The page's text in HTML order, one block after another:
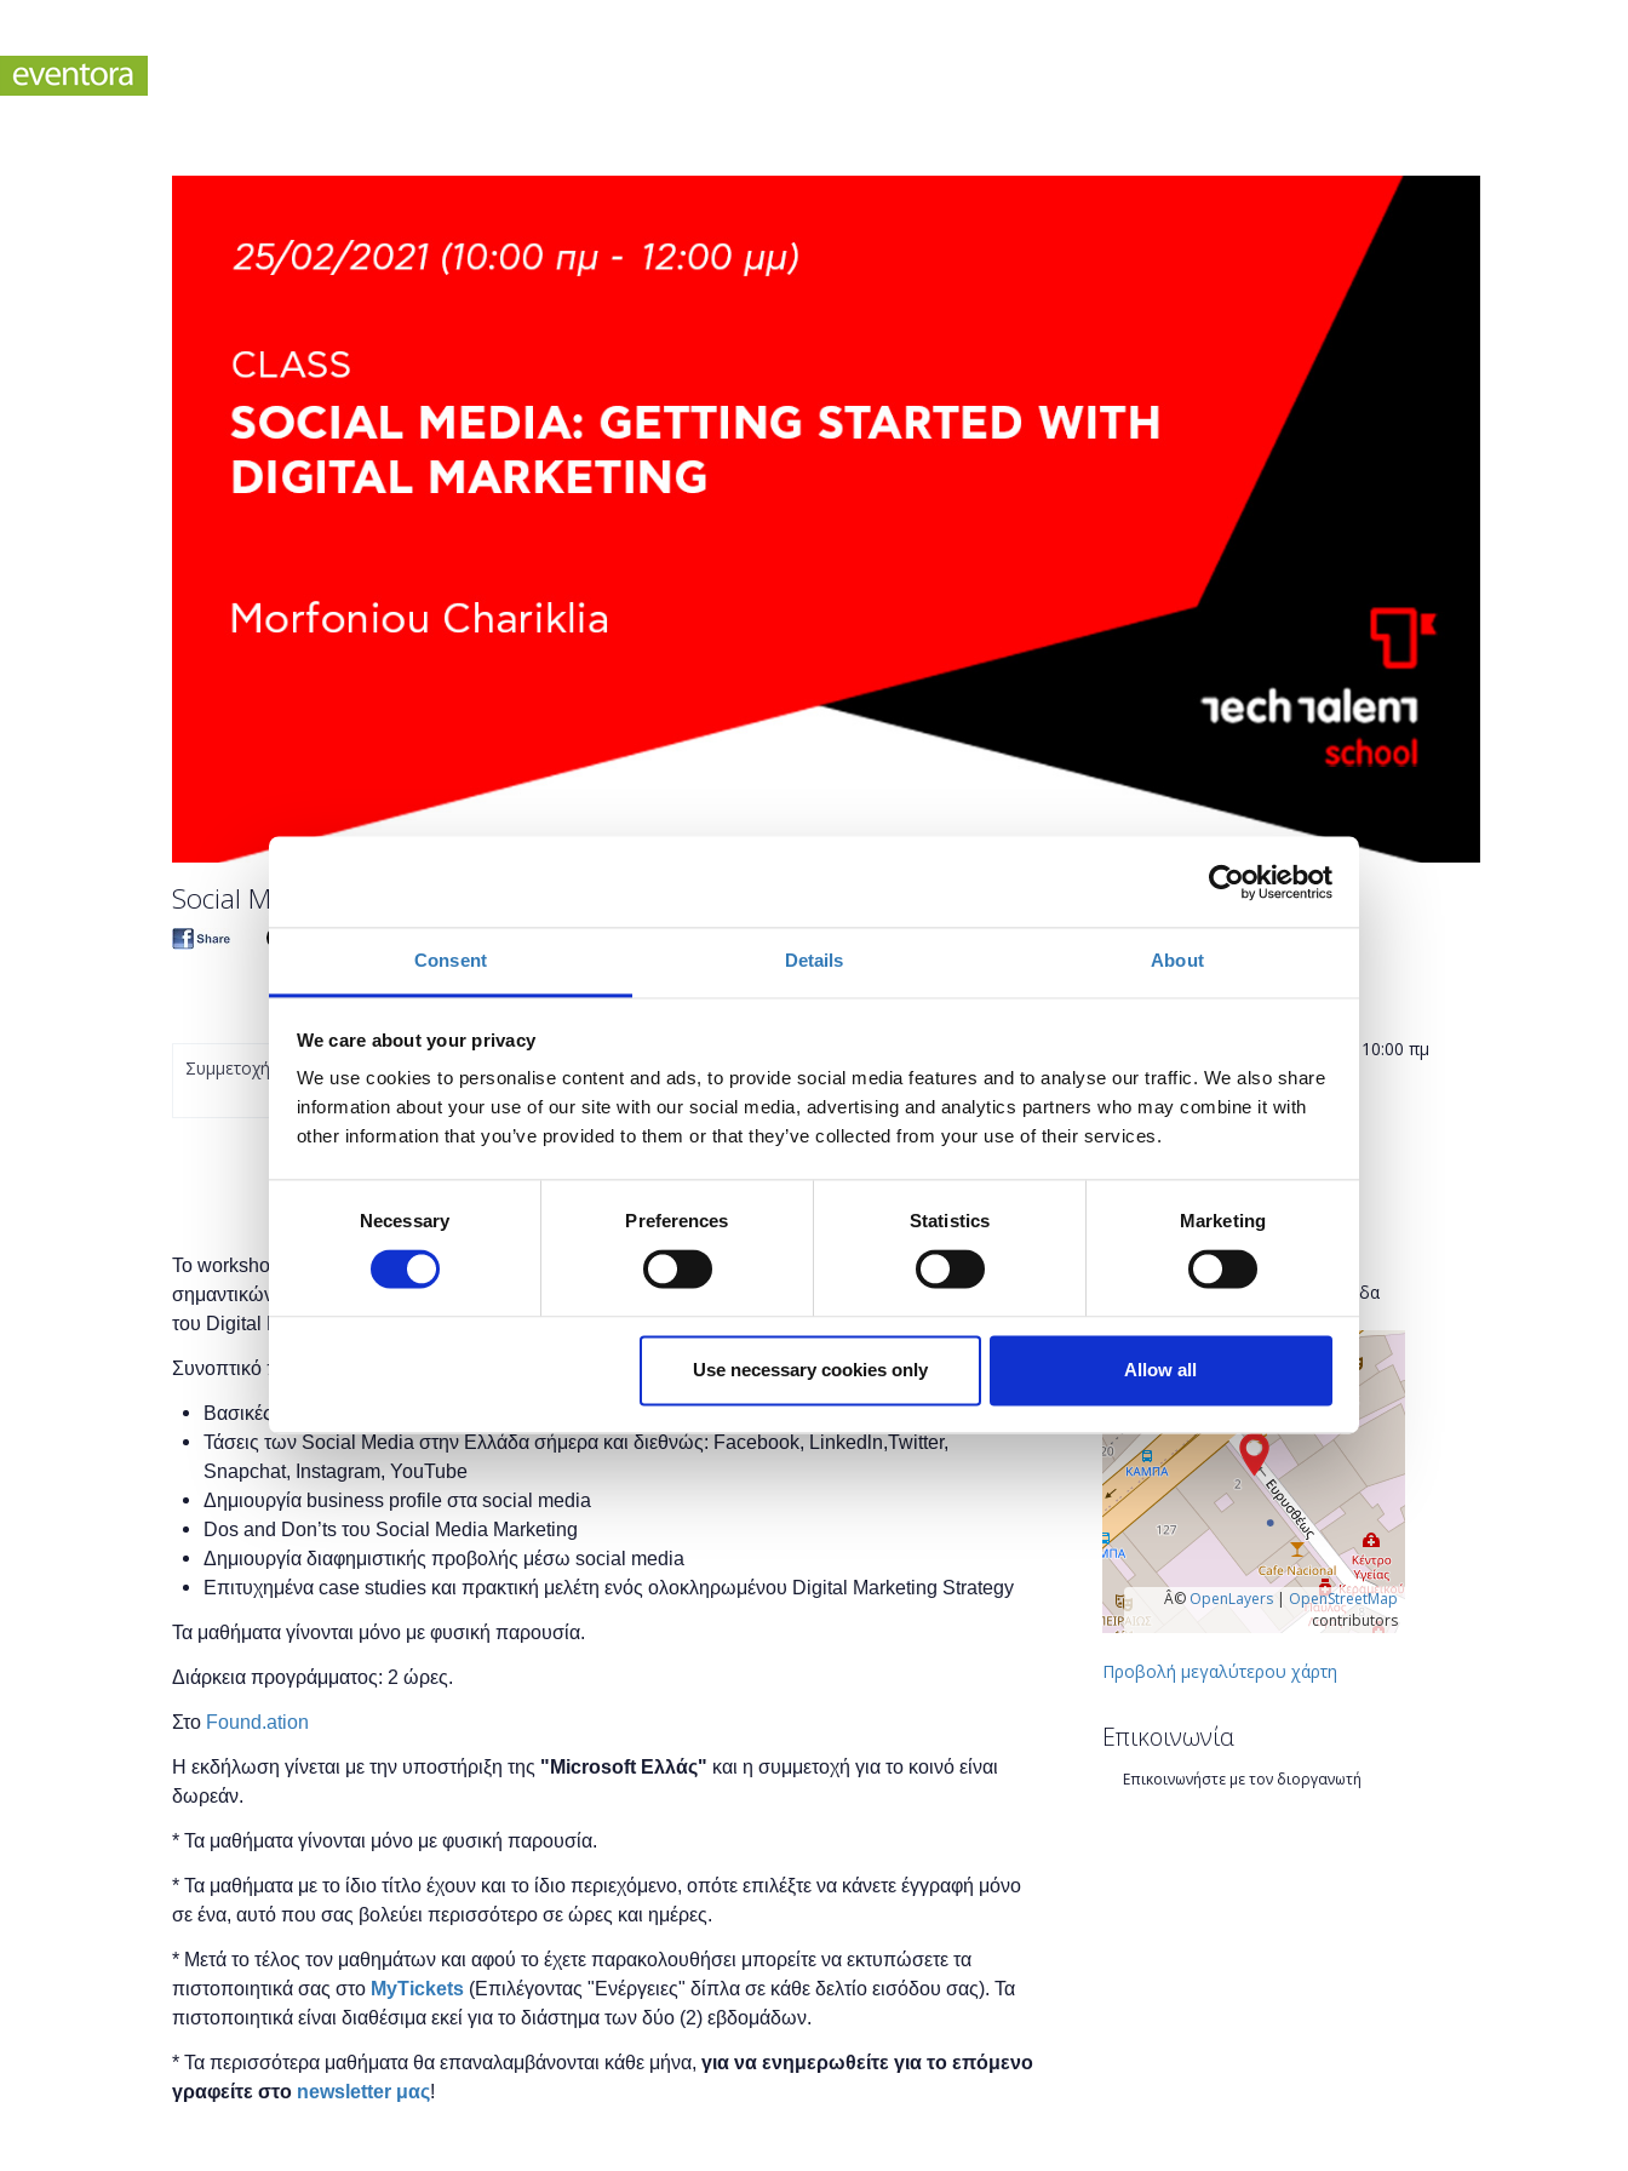
Consent Details About
We care about your privacy
We use cookies to personalise content and ads, to provide social media features and to analyse our traffic. We also share
information about your use of our site with our social media, advertising and analytics partners who may combine it with
other information that you’ve provided to them or that they’ve collected from your use of their services.
Necessary Preferences Statistics Marketing
Use necessary cookies only Allow all
Social Media: Getting Started with Digital Marketing
Συμμετοχή
Η περίοδος εγγραφών
Το workshop έχει στόχο να δώσει την δυνατότητα στους συμμετέχοντες να εκπαιδευτούν στη χρήση
σημαντικών μέσων κοινωνικής δικτύωσης, να μάθουν τον τρόπο μέτρησης της αποτελεσματικότητας
του Digital Marketing και να δουν βέλτιστες πρακτικές απο καταξιωμένα brands.
Συνοπτικό πρόγραμμα:
Βασικές Έννοιες Digital Marketing
Τάσεις των Social Media στην Ελλάδα σήμερα και διεθνώς: Facebook, Linkedln,Twitter,
Snapchat, Instagram, YouTube
Δημιουργία business profile στα social media
Dos and Don’ts του Social Media Marketing
Δημιουργία διαφημιστικής προβολής μέσω social media
Επιτυχημένα case studies και πρακτική μελέτη ενός ολοκληρωμένου Digital Marketing Strategy
Τα μαθήματα γίνονται μόνο με φυσική παρουσία.
Διάρκεια προγράμματος: 2 ώρες.
Στο Found.ation
Η εκδήλωση γίνεται με την υποστήριξη της " Microsoft Ελλάς" και η συμμετοχή για το κοινό είναι
δωρεάν.
* Τα μαθήματα γίνονται μόνο με φυσική παρουσία.
* Τα μαθήματα με το ίδιο τίτλο έχουν και το ίδιο περιεχόμενο, οπότε επιλέξτε να κάνετε έγγραφή μόνο
σε ένα, αυτό που σας βολεύει περισσότερο σε ώρες και ημέρες.
* Μετά το τέλος τον μαθημάτων και αφού το έχετε παρακολουθήσει μπορείτε να εκτυπώσετε τα
πιστοποιητικά ​σας στο MyTickets (Επιλέγοντας "Ενέργειες" δίπλα σε κάθε δελτίο εισόδου σας). Τα
πιστοποιητικά είναι διαθέσιμα εκεί για το διάστημα των δύο (2) εβδομάδων.
* Τα περισσότερα μαθήματα θα επαναλαμβάνονται κάθε μήνα, για να ενημερωθείτε για το επόμενο
γραφείτε στο newsletter μας!
10:00 πμ
Προσθήκη στο ημερολόγιό σας
Πού;
Found.ation
118 54 Αθήνα
Κεντρικός Τομέας Αθηνών, Ελλάδα
–
Â© OpenLayers| OpenStreetMap
contributors
Προβολή μεγαλύτερου χάρτη
Επικοινωνία
Επικοινωνήστε με τον διοργανωτή